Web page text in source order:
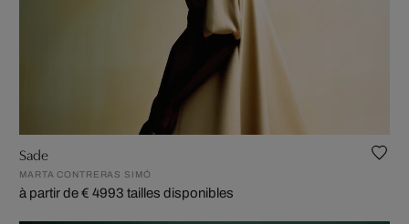
Sade
MARTA CONTRERAS SIMÓ
à partir de € 4993 tailles disponibles